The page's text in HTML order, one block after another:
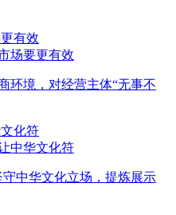
有效
环境，对经营主体“无事不
化符
中华文化立场，提炼展示